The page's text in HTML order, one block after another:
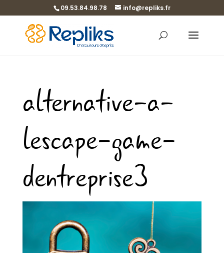
09.53.84.98.78 info@repliks.fr
alternative-a-
lescape-game-
dentreprise3